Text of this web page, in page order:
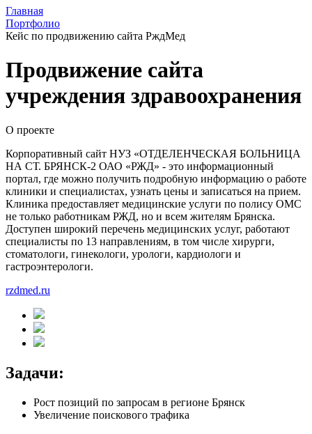
Главная
Портфолио
Кейс по продвижению сайта РждМед
Продвижение сайта
учреждения здравоохранения
О проекте
Корпоративный сайт НУЗ «ОТДЕЛЕНЧЕСКАЯ БОЛЬНИЦА
НА СТ. БРЯНСК-2 ОАО «РЖД» - это информационный
портал, где можно получить подробную информацию о работе
клиники и специалистах, узнать цены и записаться на прием.
Клиника предоставляет медицинские услуги по полису ОМС
не только работникам РЖД, но и всем жителям Брянска.
Доступен широкий перечень медицинских услуг, работают
специалисты по 13 направлениям, в том числе хирурги,
стоматологи, гинекологи, урологи, кардиологи и
гастроэнтерологи.
rzdmed.ru
Задачи:
Рост позиций по запросам в регионе Брянск
Увеличение поискового трафика